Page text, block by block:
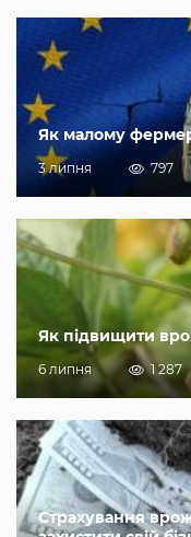
Як малому
3 липня 797
Як підвищити
6 липня 1 287
Страхування